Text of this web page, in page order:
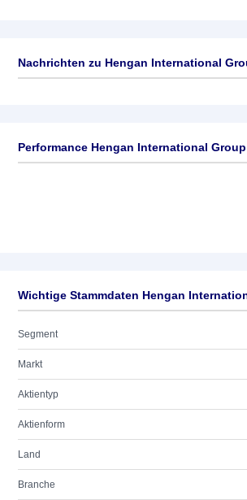
Nachrichten zu Hengan International
Performance Hengan International
Wichtige Stammdaten Hengan
Segment
Markt
Aktientyp
Aktienform
Land
Branche